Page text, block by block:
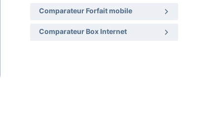
Comparateur Forfait mobile
Comparateur Box Internet